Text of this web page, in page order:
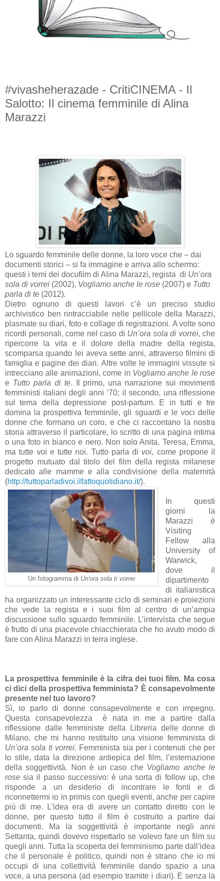
#vivasheherazade - CritiCINEMA - Il
Salotto: Il cinema femminile di Alina
Marazzi
Lo sguardo femminile delle donne, la loro voce che – dai
documenti storici – si fa immagine e arriva allo schermo:
questi i temi dei docufilm di Alina Marazzi, regista di Un’ora
sola di vorrei (2002), Vogliamo anche le rose (2007) e Tutto
parla di te (2012).
Dietro ognuno di questi lavori c’è un preciso studio
archivistico ben rintracciabile nelle pellicole della Marazzi,
plasmate su diari, foto e collage di registrazioni. A volte sono
ricordi personali, come nel caso di Un’ora sola di vorrei, che
ripercorre la vita e il dolore della madre della regista,
scomparsa quando lei aveva sette anni, attraverso filmini di
famiglia e pagine dei diari. Altre volte le immagini vissute si
intrecciano alle animazioni, come in Vogliamo anche le rose
e Tutto parla di te. Il primo, una narrazione sui movimenti
femministi italiani degli anni ’70; il secondo, una riflessione
sul tema della depressione post-partum. E in tutti e tre
domina la prospettiva femminile, gli sguardi e le voci delle
donne che formano un coro, e che ci raccontano la nostra
storia attraverso il particolare, lo scritto di una pagina intima
o una foto in bianco e nero. Non solo Anita, Teresa, Emma,
ma tutte voi e tutte noi. Tutto parla di voi, come propone il
progetto mutuato dal titolo del film della regista milanese
dedicato alle mamme e alla condivisione della maternità
(http://tuttoparladivoi.ilfattoquotidiano.it/).
Un fotogramma di Un'ora sola ti vorrei
In questi
giorni la
Marazzi è
Visiting
Fellow alla
University of
Warwick,
dove il
dipartimento
di italianistica
ha organizzato un interessante ciclo di seminari e proiezioni
che vede la regista e i suoi film al centro di un’ampia
discussione sullo sguardo femminile. L’intervista che segue
è frutto di una piacevole chiacchierata che ho avuto modo di
fare con Alina Marazzi in terra inglese.
La prospettiva femminile è la cifra dei tuoi film. Ma cosa
ci dici della prospettiva femminista? È consapevolmente
presente nel tuo lavoro?
Sì, io parlo di donne consapevolmente e con impegno.
Questa consapevolezza è nata in me a partire dalla
riflessione dalle femministe della Libreria delle donne di
Milano, che mi hanno restituito una visione femminista di
Un’ora sola ti vorrei. Femminista sia per i contenuti che per
lo stile, data la direzione antiepica del film, l’esternazione
della soggettività. Non è un caso che Vogliamo anche le
rose sia il passo successivo: è una sorta di follow up, che
risponde a un desiderio di incontrare le fonti e di
riconnettermi io in primis con quegli eventi, anche per capire
più di me. L’idea era di avere un contatto diretto con le
donne, per questo tutto il film è costruito a partire dai
documenti. Ma la soggettività è importante negli anni
Settanta, quindi dovevo rispettarlo se volevo fare un film su
quegli anni. Tutta la scoperta del femminismo parte dall’idea
che il personale è politico, quindi non è strano che io mi
occupi di una collettività femminile dando spazio a una
voce, a una persona (ad esempio tramite i diari). E senza la